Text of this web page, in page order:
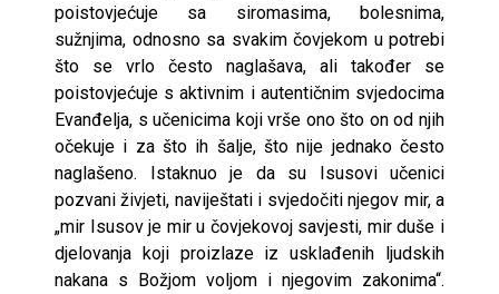
poistovjećuje sa siromasima, bolesnima,
sužnjima, odnosno sa svakim čovjekom u potrebi
što se vrlo često naglašava, ali također se
poistovjećuje s aktivnim i autentičnim svjedocima
Evanđelja, s učenicima koji vrše ono što on od njih
očekuje i za što ih šalje, što nije jednako često
naglašeno. Istaknuo je da su Isusovi učenici
pozvani živjeti, naviještati i svjedočiti njegov mir, a
„mir Isusov je mir u čovjekovoj savjesti, mir duše i
djelovanja koji proizlaze iz usklađenih ljudskih
nakana s Božjom voljom i njegovim zakonima“.